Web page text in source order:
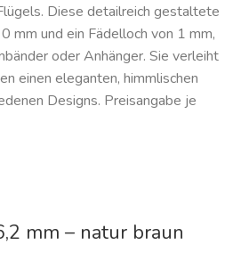
Diese detailreich gestaltete
mm und ein Fädelloch von 1 mm,
oder Anhänger. Sie verleiht
einen eleganten, himmlischen
Designs. Preisangabe je
mm – natur braun